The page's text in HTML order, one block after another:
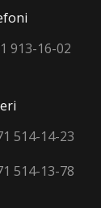
913-16-02
514-14-23
514-13-78